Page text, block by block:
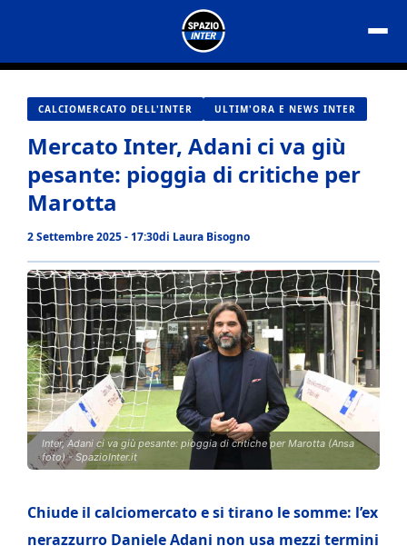
contenuto
CALCIOMERCATO DELL'INTER ULTIM'ORA E NEWS INTER
Mercato Inter, Adani ci va giù
pesante: pioggia di critiche per
Marotta
2 Settembre 2025 - 17:30di Laura Bisogno
Inter, Adani ci va giù pesante: pioggia di critiche per Marotta (Ansa
foto) - SpazioInter.it
Chiude il calciomercato e si tirano le somme: l’ex
nerazzurro Daniele Adani non usa mezzi termini